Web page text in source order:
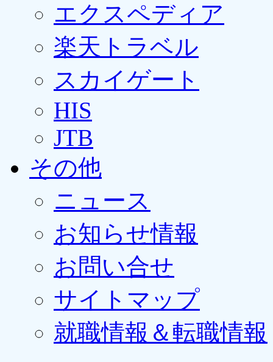
エクスペディア
楽天トラベル
スカイゲート
HIS
JTB
その他
ニュース
お知らせ情報
お問い合せ
サイトマップ
就職情報＆転職情報